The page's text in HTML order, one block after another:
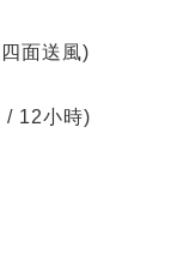
面送風)
/ 12小時)